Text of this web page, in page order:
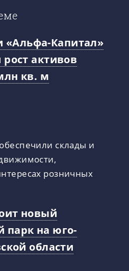
«Альфа-Капитал»
активов
кв. м
склады и
розничных
новый
на юго-
области